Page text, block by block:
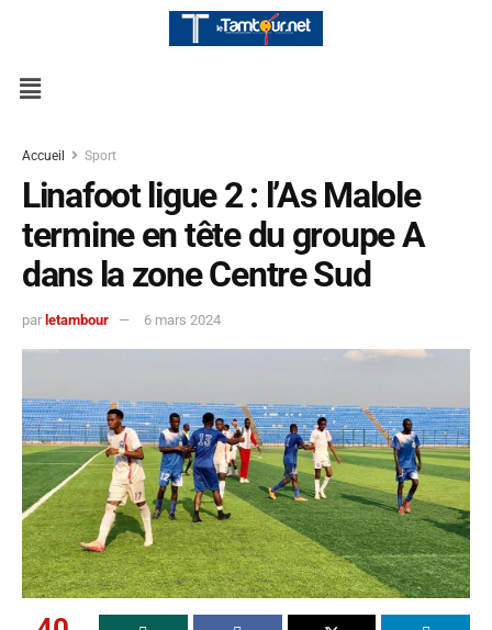
Accueil Sport
Linafoot ligue 2 : l’As Malole
termine en tête du groupe A
dans la zone Centre Sud
par letambour 6 mars 2024